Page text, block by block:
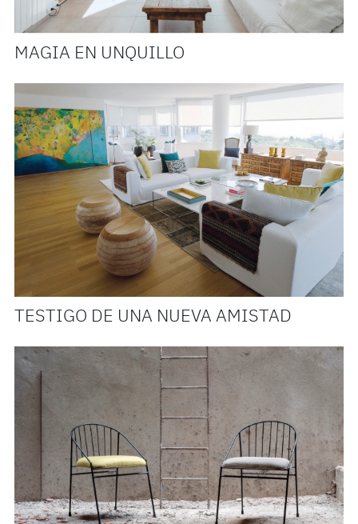
MAGIA EN UNQUILLO
TESTIGO DE UNA NUEVA AMISTAD